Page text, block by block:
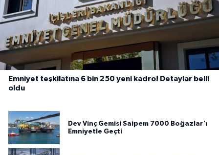
Emniyet teşkilatına 6 bin 250 yeni kadro! Detaylar belli
oldu
Dev Vinç Gemisi Saipem 7000 Boğazlar'ı
Emniyetle Geçti